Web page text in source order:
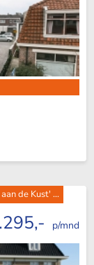
de Kust' ...
p/mnd